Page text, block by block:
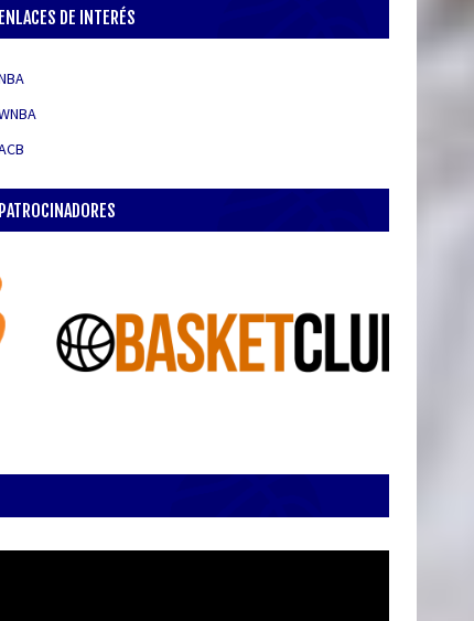
ENLACES DE INTERÉS
PATROCINADORES